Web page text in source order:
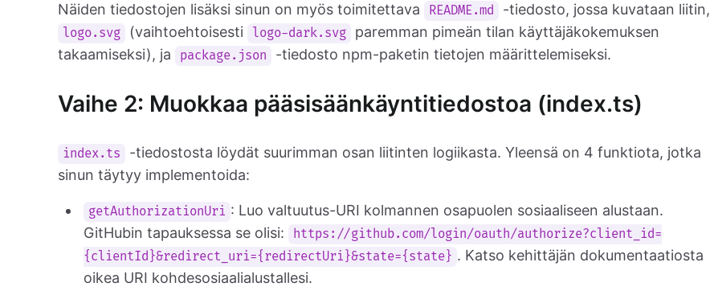
Näiden tiedostojen lisäksi sinun on myös toimitettava README.md -tiedosto, jossa kuvataan liitin,
logo.svg (vaihtoehtoisesti logo-dark.svg
paremman pimeän tilan käyttäjäkokemuksen
takaamiseksi), ja
package.json -tiedosto npm-paketin tietojen määrittelemiseksi.
Vaihe 2: Muokkaa pääsisäänkäyntitiedostoa (index.ts)
index.ts
-tiedostosta löydät suurimman osan liitinten logiikasta. Yleensä on 4 funktiota, jotka
sinun täytyy implementoida:
getAuthorizationUri : Luo valtuutus-URI kolmannen osapuolen sosiaaliseen alustaan.
GitHubin tapauksessa se olisi:
https://github.com/login/oauth/authorize?client_id=
{clientId}&redirect_uri={redirectUri}&state={state} . Katso kehittäjän dokumentaatiosta
oikea URI kohdesosiaalialustallesi.